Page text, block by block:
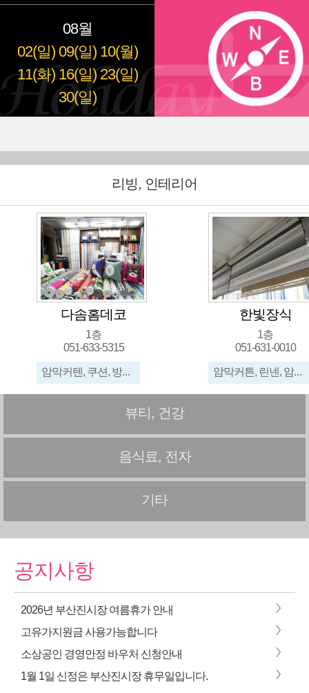
08월
02(일) 09(일) 10(월)
11(화) 16(일) 23(일)
30(일)
리빙, 인테리어
다솜홈데코
1층
051-633-5315
암막커텐, 쿠션, 방석, 워싱린넨, 피그먼트린넨, 광목, 쇼파카바, 옥스포드면, 프랑스자수, 앞치마, 테이블보
한빛장식
1층
051-631-0010
암막커튼, 린넨, 암막콤비
뷰티, 건강
음식료, 전자
기타
공지사항
2026년 부산진시장 여름휴가 안내 >
고유가지원금 사용가능합니다 >
소상공인 경영안정 바우처 신청안내 >
1월 1일 신정은 부산진시장 휴무일입니다. >